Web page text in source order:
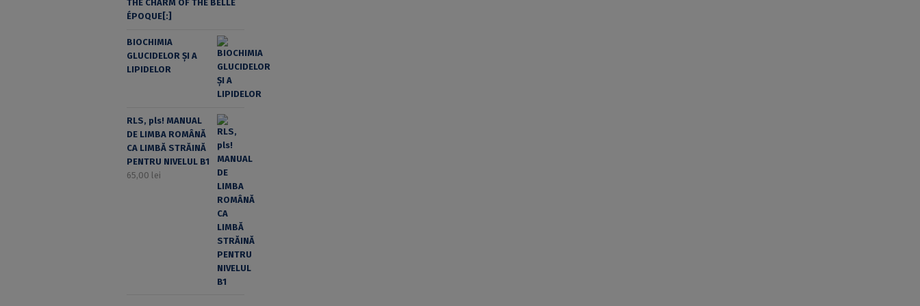
THE CHARM OF THE BELLE
ÉPOQUE[:]
BIOCHIMIA
GLUCIDELOR ȘI A
LIPIDELOR
RLS, pls! MANUAL
DE LIMBA ROMÂNĂ
CA LIMBĂ STRĂINĂ
PENTRU NIVELUL B1
65,00 lei